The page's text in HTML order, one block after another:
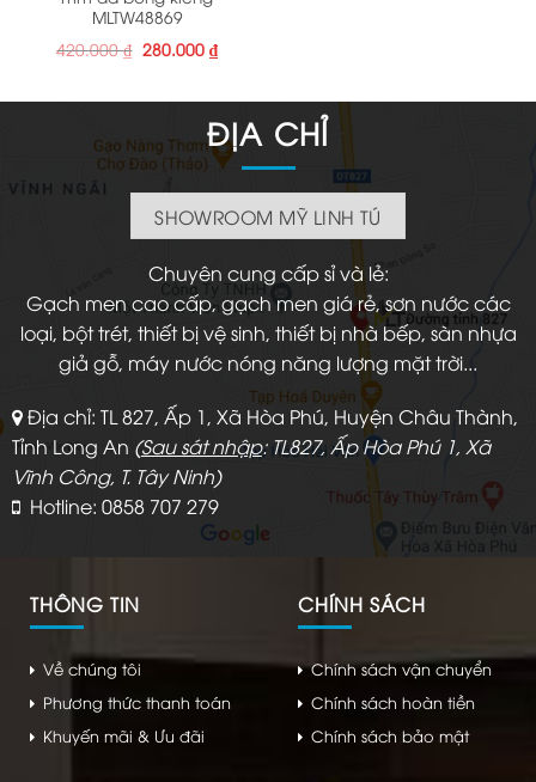
MLTW48869
420.000₫ Giá
gốc
280.000 ₫Giá
hiện
280.000 ₫.
ĐỊA CHỈ
SHOWROOM MỸ LINH TÚ
Chuyên cung cấp sỉ và lẻ:
Gạch men cao cấp, gạch men giá rẻ, sơn nước các
loại, bột trét, thiết bị vệ sinh, thiết bị nhà bếp, sàn nhựa
giả gỗ, máy nước nóng năng lượng mặt trời...
Địa chỉ: TL 827, Ấp 1, Xã Hòa Phú, Huyện Châu Thành,
Tỉnh Long An (Sau sát nhập: TL827, Ấp Hòa Phú 1, Xã
Vĩnh Công, T. Tây Ninh)
Hotline: 0858 707 279
THÔNG TIN
Về chúng tôi
Phương thức thanh toán
Khuyến mãi & Ưu đãi
CHÍNH SÁCH
Chính sách vận chuyển
Chính sách hoàn tiền
Chính sách bảo mật